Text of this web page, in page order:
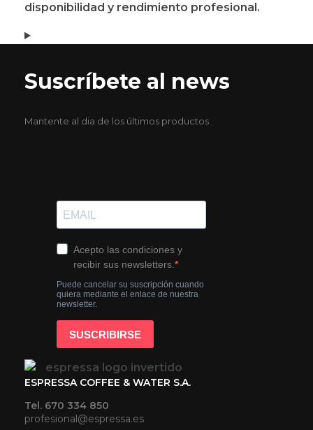
disponibilidad y rendimiento profesional.
Suscríbete al news
Mantente al dia de los últimos productos
ESPRESSA COFFEE & WATER S.A.
Tel. 670 334 850
profesional@espressa.es